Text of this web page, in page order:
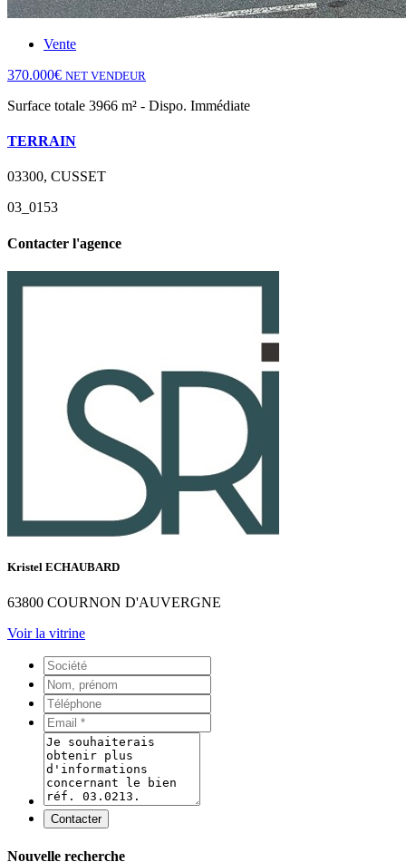
Vente
370.000€ NET VENDEUR
Surface totale 3966 m² - Dispo. Immédiate
TERRAIN
03300, CUSSET
03_0153
Contacter l'agence
Kristel ECHAUBARD
63800 COURNON D'AUVERGNE
Voir la vitrine
Contacter
Nouvelle recherche